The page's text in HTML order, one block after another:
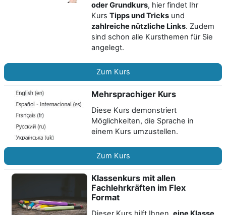
oder Grundkurs, hier findet Ihr
Kurs Tipps und Tricks und
zahlreiche nützliche Links. Zudem
sind schon alle Kursthemen für Sie
angelegt.
Zum Kurs
Mehrsprachiger Kurs
Diese Kurs demonstriert
Möglichkeiten, die Sprache in
einem Kurs umzustellen.
Zum Kurs
Klassenkurs mit allen
Fachlehrkräften im Flex
Format